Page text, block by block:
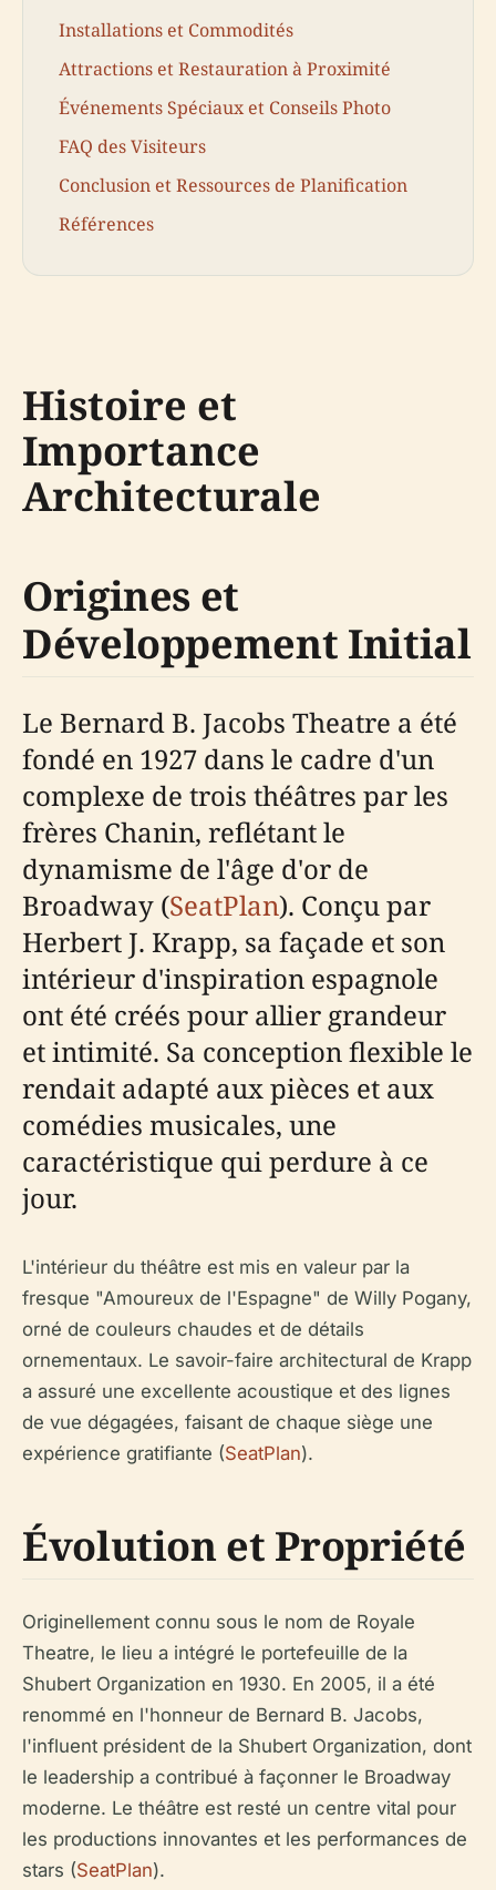
Installations et Commodités
Attractions et Restauration à Proximité
Événements Spéciaux et Conseils Photo
FAQ des Visiteurs
Conclusion et Ressources de Planification
Références
Histoire et
Importance
Architecturale
Origines et
Développement Initial
Le Bernard B. Jacobs Theatre a été
fondé en 1927 dans le cadre d'un
complexe de trois théâtres par les
frères Chanin, reflétant le
dynamisme de l'âge d'or de
Broadway (SeatPlan). Conçu par
Herbert J. Krapp, sa façade et son
intérieur d'inspiration espagnole
ont été créés pour allier grandeur
et intimité. Sa conception flexible le
rendait adapté aux pièces et aux
comédies musicales, une
caractéristique qui perdure à ce
jour.
L'intérieur du théâtre est mis en valeur par la
fresque "Amoureux de l'Espagne" de Willy Pogany,
orné de couleurs chaudes et de détails
ornementaux. Le savoir-faire architectural de Krapp
a assuré une excellente acoustique et des lignes
de vue dégagées, faisant de chaque siège une
expérience gratifiante (SeatPlan).
Évolution et Propriété
Originellement connu sous le nom de Royale
Theatre, le lieu a intégré le portefeuille de la
Shubert Organization en 1930. En 2005, il a été
renommé en l'honneur de Bernard B. Jacobs,
l'influent président de la Shubert Organization, dont
le leadership a contribué à façonner le Broadway
moderne. Le théâtre est resté un centre vital pour
les productions innovantes et les performances de
stars (SeatPlan).